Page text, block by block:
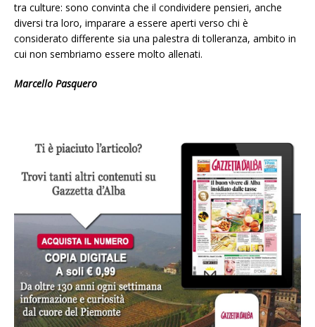
tra culture: sono convinta che il condividere pensieri, anche
diversi tra loro, imparare a essere aperti verso chi è
considerato differente sia una palestra di tolleranza, ambito in
cui non sembriamo essere molto allenati.
Marcello Pasquero